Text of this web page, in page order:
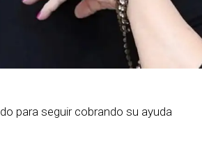
para seguir cobrando su ayuda